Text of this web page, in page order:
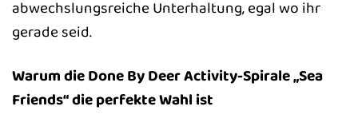
abwechslungsreiche Unterhaltung, egal wo ihr
gerade seid.
Warum die Done By Deer Activity-Spirale „Sea
Friends“ die perfekte Wahl ist